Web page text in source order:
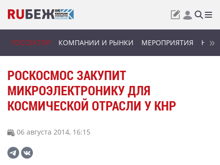
ГОССЕКТОР КОМПАНИИ И РЫНКИ МЕРОПРИЯТИЯ
РОСКОСМОС ЗАКУПИТ
МИКРОЭЛЕКТРОНИКУ ДЛЯ
КОСМИЧЕСКОЙ ОТРАСЛИ У КНР
06 августа 2014, 16:15